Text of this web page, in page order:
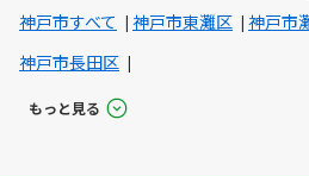
神戸市すべて
神戸市東灘区 神戸市
神戸市長田区
もっと見る